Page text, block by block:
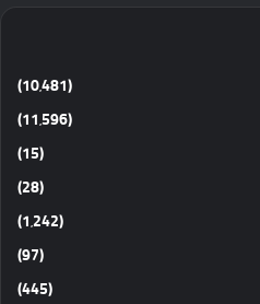
(10٬481)
(11٬596)
(15)
(28)
(1٬242)
(97)
(445)